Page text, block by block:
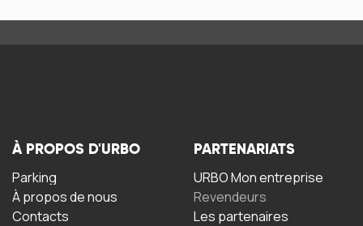
À PROPOS D'URBO
Parking
À propos de nous
Contacts
PARTENARIATS
URBO Mon entreprise
Revendeurs
Les partenaires